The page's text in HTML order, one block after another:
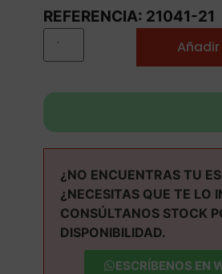
REFERENCIA: 21041-21
¿NO ENCUENTRAS TU
¿NECESITAS QUE TE LO
CONSÚLTANOS STOCK
DISPONIBILIDAD.
ESCRÍBENOS EN